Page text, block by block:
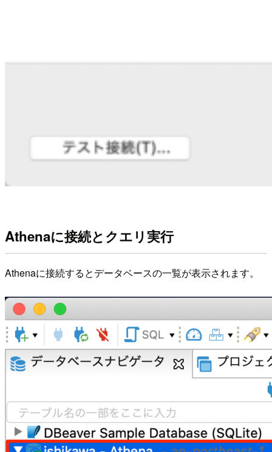
Athenaに接続とクエリ実行
Athenaに接続するとデータベースの一覧が表示されます。